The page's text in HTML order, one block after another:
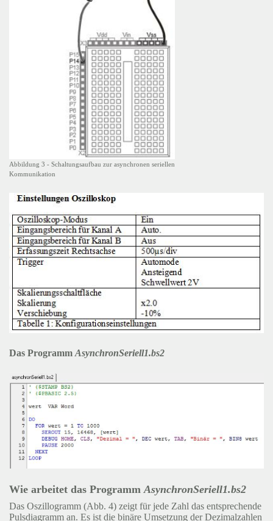
Abbildung 3 - Schaltungsaufbau zur asynchronen seriellen
Kommunikation
Das Programm AsynchronSeriell1.bs2
Wie arbeitet das Programm AsynchronSeriell1.bs2
Das Oszillogramm (Abb. 4) zeigt für jede Zahl das entsprechende
Pulsdiagramm an. Es ist die binäre Umsetzung der Dezimalzahlen